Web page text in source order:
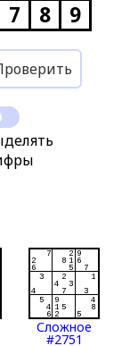
7 8 9
Сложное
#2751